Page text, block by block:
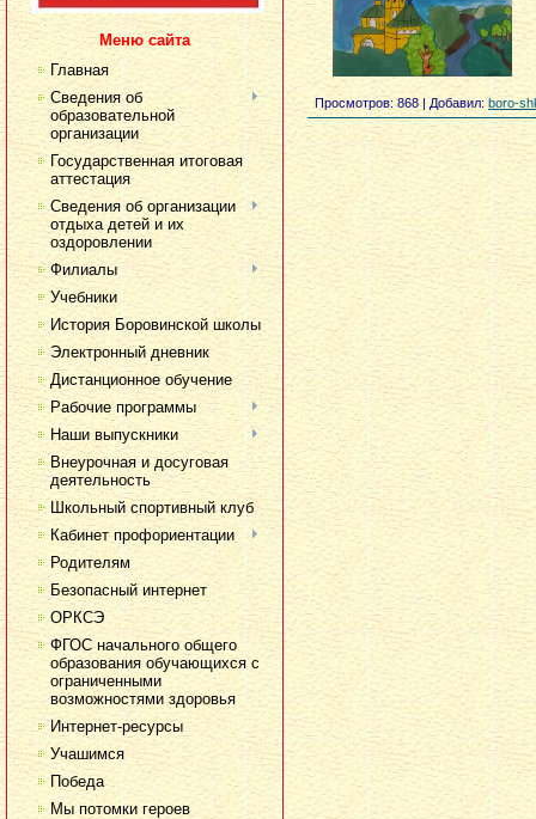
Меню сайта
Главная
Сведения об
образовательной
организации
Государственная итоговая
аттестация
Сведения об организации
отдыха детей и их
оздоровлении
Филиалы
Учебники
История Боровинской школы
Электронный дневник
Дистанционное обучение
Рабочие программы
Наши выпускники
Внеурочная и досуговая
деятельность
Школьный спортивный клуб
Кабинет профориентации
Родителям
Безопасный интернет
ОРКСЭ
ФГОС начального общего
образования обучающихся с
ограниченными
возможностями здоровья
Интернет-ресурсы
Учашимся
Победа
Мы потомки героев
Просмотров: 868 | Добавил: boro-